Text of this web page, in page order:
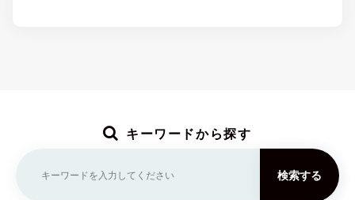
キーワードから探す
検索する